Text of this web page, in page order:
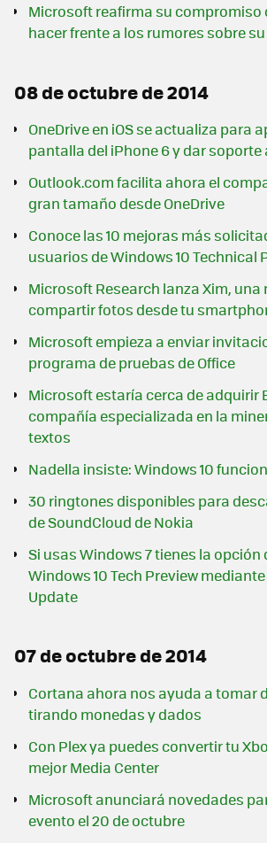
Microsoft reafirma su compromiso
hacer frente a los rumores sobre
08 de octubre de 2014
OneDrive en iOS se actualiza para
pantalla del iPhone 6 y dar soporte
Outlook.com facilita ahora el
gran tamaño desde OneDrive
Conoce las 10 mejoras más
usuarios de Windows 10 Technical
Microsoft Research lanza Xim, una
compartir fotos desde tu
Microsoft empieza a enviar
programa de pruebas de Office
Microsoft estaría cerca de adquirir
compañía especializada en la
textos
Nadella insiste: Windows 10
30 ringtones disponibles para
de SoundCloud de Nokia
Si usas Windows 7 tienes la opción
Windows 10 Tech Preview
Update
07 de octubre de 2014
Cortana ahora nos ayuda a tomar
tirando monedas y dados
Con Plex ya puedes convertir tu
mejor Media Center
Microsoft anunciará novedades
evento el 20 de octubre